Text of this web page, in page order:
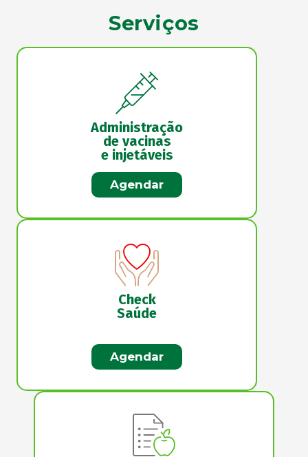
Serviços
Administração
de vacinas
e injetáveis
Agendar
Check
Saúde
Agendar